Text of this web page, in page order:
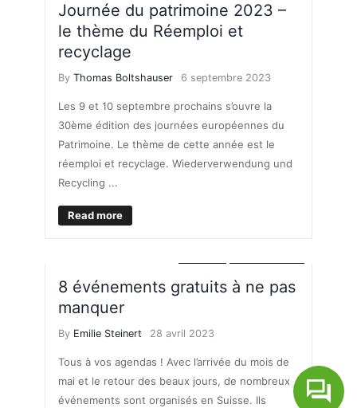
Journée du patrimoine 2023 –
le thème du Réemploi et
recyclage
By Thomas Boltshauser 6 septembre 2023
Les 9 et 10 septembre prochains s’ouvre la
30ème édition des journées européennes du
Patrimoine. Le thème de cette année est le
réemploi et recyclage. Wiederverwendung und
Recycling ...
Read more
8 événements gratuits à ne pas
manquer
By Emilie Steinert 28 avril 2023
Tous à vos agendas ! Avec l’arrivée du mois de
mai et le retour des beaux jours, de nombreux
événements sont organisés en Suisse. Ils